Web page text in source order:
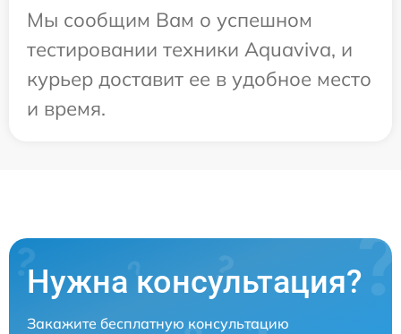
Мы сообщим Вам о успешном
тестировании техники Aquaviva, и
курьер доставит ее в удобное место
и время.
Нужна консультация?
Закажите бесплатную консультацию